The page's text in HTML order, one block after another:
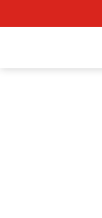
ke